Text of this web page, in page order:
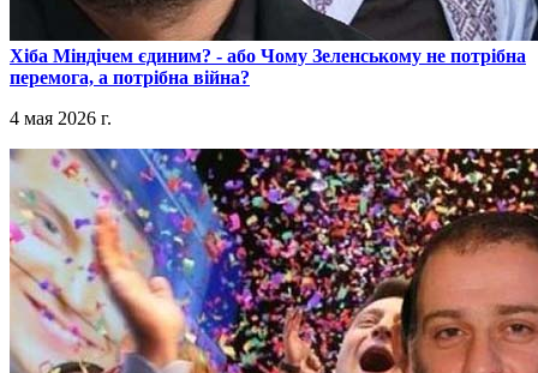
​Хіба Міндічем єдиним? - або Чому Зеленському не потрібна
перемога, а потрібна війна?
4 мая 2026 г.